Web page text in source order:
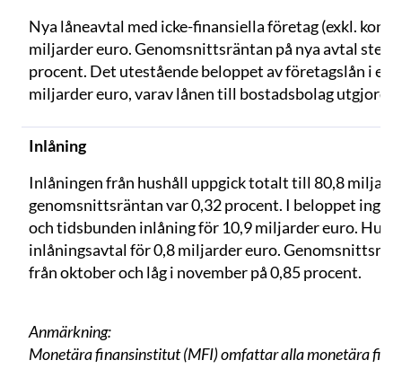
Nya låneavtal med icke-finansiella företag (exkl.
miljarder euro. Genomsnittsräntan på nya avtal steg
procent. Det utestående beloppet av företagslån i
miljarder euro, varav lånen till bostadsbolag utgjorde
Inlåning
Inlåningen från hushåll uppgick totalt till 80,8
genomsnittsräntan var 0,32 procent. I beloppet
och tidsbunden inlåning för 10,9 miljarder euro.
inlåningsavtal för 0,8 miljarder euro.
från oktober och låg i november på 0,85 procent.
Anmärkning:
Monetära finansinstitut (MFI) omfattar alla monetära